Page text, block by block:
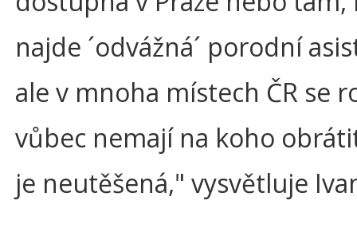
najde ´odvážná´ porodní
ale v mnoha místech ČR se
vůbec nemají na koho
je neutěšená," vysvětluje